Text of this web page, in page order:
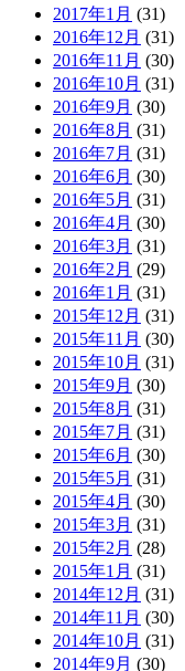
2017年1月 (31)
2016年12月 (31)
2016年11月 (30)
2016年10月 (31)
2016年9月 (30)
2016年8月 (31)
2016年7月 (31)
2016年6月 (30)
2016年5月 (31)
2016年4月 (30)
2016年3月 (31)
2016年2月 (29)
2016年1月 (31)
2015年12月 (31)
2015年11月 (30)
2015年10月 (31)
2015年9月 (30)
2015年8月 (31)
2015年7月 (31)
2015年6月 (30)
2015年5月 (31)
2015年4月 (30)
2015年3月 (31)
2015年2月 (28)
2015年1月 (31)
2014年12月 (31)
2014年11月 (30)
2014年10月 (31)
2014年9月 (30)